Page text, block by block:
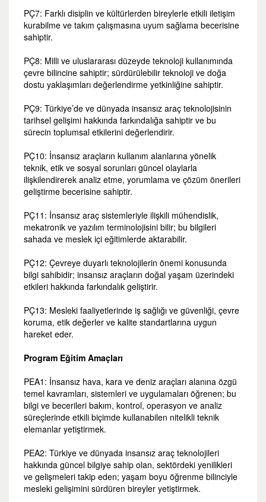
PÇ7: Farklı disiplin ve kültürlerden bireylerle etkili iletişim
kurabilme ve takım çalışmasına uyum sağlama becerisine
sahiptir.
PÇ8: Milli ve uluslararası düzeyde teknoloji kullanımında
çevre bilincine sahiptir; sürdürülebilir teknoloji ve doğa
dostu yaklaşımları değerlendirme yetkinliğine sahiptir.
PÇ9: Türkiye’de ve dünyada insansız araç teknolojisinin
tarihsel gelişimi hakkında farkındalığa sahiptir ve bu
sürecin toplumsal etkilerini değerlendirir.
PÇ10: İnsansız araçların kullanım alanlarına yönelik
teknik, etik ve sosyal sorunları güncel olaylarla
ilişkilendirerek analiz etme, yorumlama ve çözüm önerileri
geliştirme becerisine sahiptir.
PÇ11: İnsansız araç sistemleriyle ilişkili mühendislik,
mekatronik ve yazılım terminolojisini bilir; bu bilgileri
sahada ve meslek içi eğitimlerde aktarabilir.
PÇ12: Çevreye duyarlı teknolojilerin önemi konusunda
bilgi sahibidir; insansız araçların doğal yaşam üzerindeki
etkileri hakkında farkındalık geliştirir.
PÇ13: Mesleki faaliyetlerinde iş sağlığı ve güvenliği, çevre
koruma, etik değerler ve kalite standartlarına uygun
hareket eder.
Program Eğitim Amaçları
PEA1: İnsansız hava, kara ve deniz araçları alanına özgü
temel kavramları, sistemleri ve uygulamaları öğrenen; bu
bilgi ve becerileri bakım, kontrol, operasyon ve analiz
süreçlerinde etkili biçimde kullanabilen nitelikli teknik
elemanlar yetiştirmek.
PEA2: Türkiye ve dünyada insansız araç teknolojileri
hakkında güncel bilgiye sahip olan, sektördeki yenilikleri
ve gelişmeleri takip eden; yaşam boyu öğrenme bilinciyle
mesleki gelişimini sürdüren bireyler yetiştirmek.